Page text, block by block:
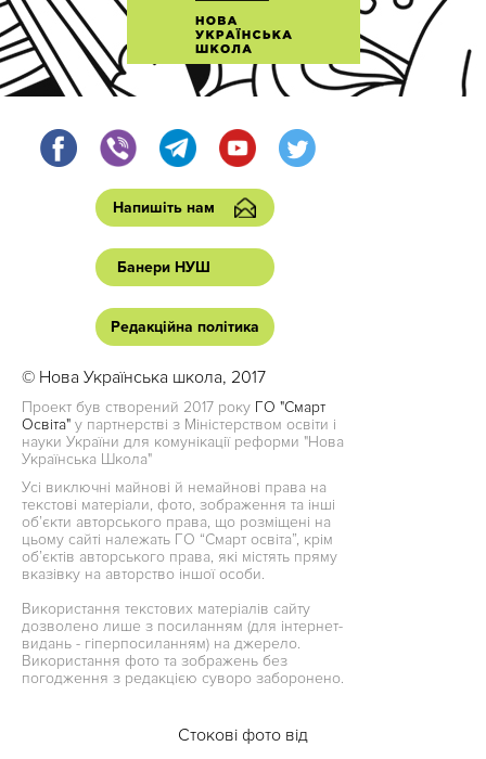
Напишіть нам
Банери НУШ
Редакційна політика
© Нова Українська школа, 2017
Проект був створений 2017 року ГО "Смарт
Освіта" у партнерстві з Міністерством освіти і
науки України для комунікації реформи "Нова
Українська Школа"
Усі виключні майнові й немайнові права на
текстові матеріали, фото, зображення та інші
об’єкти авторського права, що розміщені на
цьому сайті належать ГО “Смарт освіта”, крім
об’єктів авторського права, які містять пряму
вказівку на авторство іншої особи.
Використання текстових матеріалів сайту
дозволено лише з посиланням (для інтернет-
видань - гіперпосиланням) на джерело.
Використання фото та зображень без
погодження з редакцією суворо заборонено.
Стокові фото від